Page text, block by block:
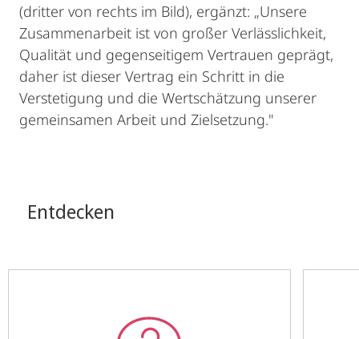
(dritter von rechts im Bild), ergänzt: „Unsere
Zusammenarbeit ist von großer Verlässlichkeit,
Qualität und gegenseitigem Vertrauen geprägt,
daher ist dieser Vertrag ein Schritt in die
Verstetigung und die Wertschätzung unserer
gemeinsamen Arbeit und Zielsetzung."
Entdecken